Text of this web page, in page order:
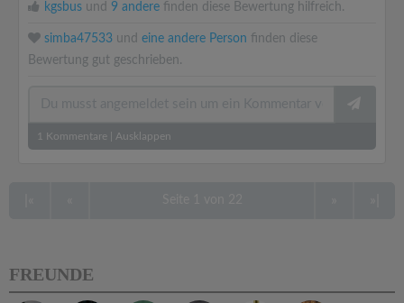
kgsbus und 9 andere finden diese Bewertung hilfreich.
simba47533 und eine andere Person finden diese
Bewertung gut geschrieben.
1 Kommentare Ausklappen
FREUNDE